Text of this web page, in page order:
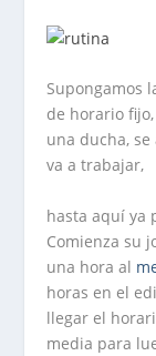
Supongamos
de horario
una ducha,
va a trabajar,
hasta aquí ya
Comienza su
una hora al
horas en el
llegar el
media para